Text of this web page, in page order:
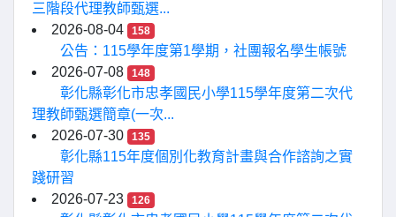
三階段代理教師甄選...
2026-08-04
158
公告：115學年度第1學期，社團報名學生帳號
2026-07-08
148
彰化縣彰化市忠孝國民小學115學年度第二次代
理教師甄選簡章(一次...
2026-07-30
135
彰化縣115年度個別化教育計畫與合作諮詢之實
踐研習
2026-07-23
126